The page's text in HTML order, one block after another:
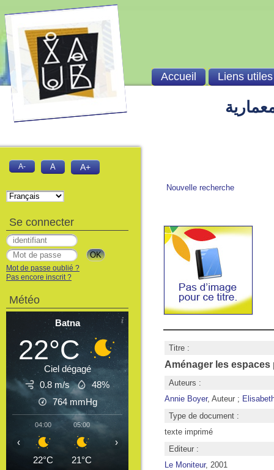
Nouvelle recherche
Titre :
Aménager les
Auteurs :
Annie Boyer, Auteur ;
Type de document :
texte imprimé
Editeur :
Le Moniteur, 2001
Accueil Liens utiles
A- A A+
Se connecter
Mot de passe oublié ?
Pas encore inscrit ?
Météo
Batna
22°C
Ciel dégagé
0.8 m/s
48%
764 mmHg
04:00
22°C
05:00
21°C
06:00
23°C 28°C 30°C
‹ ›